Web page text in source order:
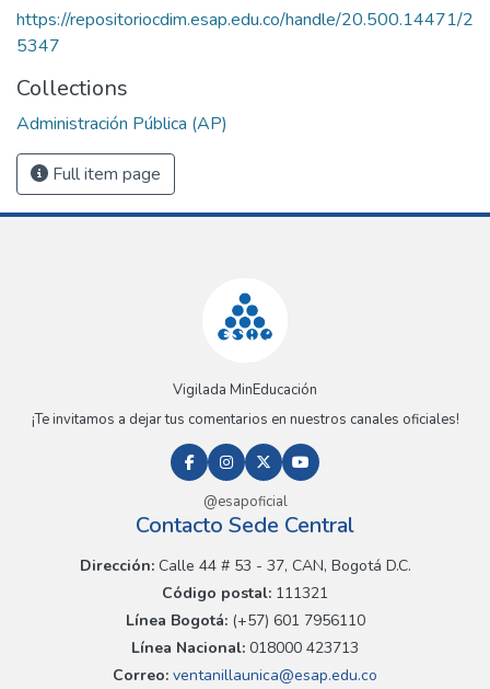
https://repositoriocdim.esap.edu.co/handle/20.500.14471/2
5347
Collections
Administración Pública (AP)
Full item page
Vigilada MinEducación
¡Te invitamos a dejar tus comentarios en nuestros canales oficiales!
@esapoficial
Contacto Sede Central
Dirección:Calle 44 # 53 - 37, CAN, Bogotá D.C.
Código postal: 111321
Línea Bogotá:(+57) 601 7956110
Línea Nacional: 018000 423713
Correo: ventanillaunica@esap.edu.co